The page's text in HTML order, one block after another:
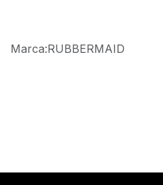
Marca:RUBBERMAID